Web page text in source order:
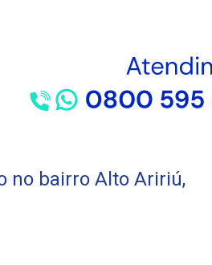
no bairro Alto Aririú,